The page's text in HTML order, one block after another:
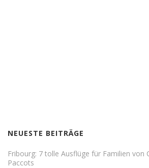
NEUESTE BEITRÄGE
Fribourg: 7 tolle Ausflüge für Familien von
Paccots